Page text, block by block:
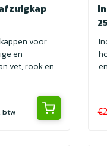
voor
en
vet, rook en
btw